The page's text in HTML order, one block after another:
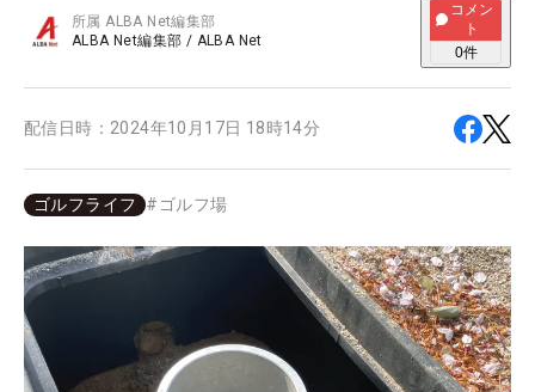
所属ALBA Net編集部
ALBA Net編集部 / ALBA Net
コメン
ト
0件
配信日時： 2024年10月17日 18時14分
ゴルフライフ # ゴルフ場